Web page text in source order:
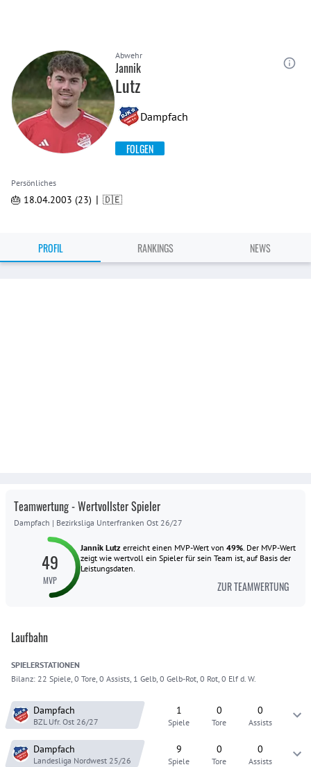
Abwehr
Jannik
Lutz
Dampfach
FOLGEN
Persönliches
🎂 18.04.2003 (23) | 🇩🇪
PROFIL RANKINGS NEWS
Teamwertung - Wertvollster Spieler
Dampfach | Bezirksliga Unterfranken Ost 26/27
49
MVP
Jannik Lutz erreicht einen MVP-Wert von 49%. Der MVP-Wert
zeigt wie wertvoll ein Spieler für sein Team ist, auf Basis der
Leistungsdaten.
ZUR TEAMWERTUNG
Laufbahn
SPIELERSTATIONEN
Bilanz: 22 Spiele, 0 Tore, 0 Assists, 1 Gelb, 0 Gelb-Rot, 0 Rot, 0 Elf d. W.
Dampfach
BZL Ufr. Ost 26/27
1
Spiele
0
Tore
0
Assists
Dampfach
Landesliga Nordwest 25/26
9
Spiele
0
Tore
0
Assists